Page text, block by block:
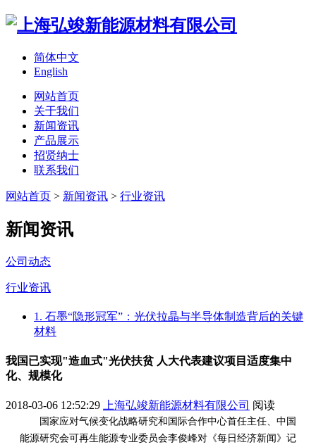
简体中文
English
网站首页
关于我们
新闻资讯
产品展示
招贤纳士
联系我们
网站首页 > 新闻资讯 > 行业资讯
新闻资讯
公司动态
行业资讯
1. 石墨“隐形冠军”：光伏拉晶与半导体制造背后的关键
材料
我国已实现"造血式"光伏扶贫 人大代表建议项目适度集中
化、规模化
2018-03-06 12:52:29 上海弘竣新能源材料有限公司 阅读
国家应对气候变化战略研究和国际合作中心首任主任、中国
能源研究会可再生能源专业委员会李俊峰对《每日经济新闻》记